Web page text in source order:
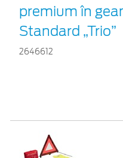
premium în
Standard „Trio”
2646612